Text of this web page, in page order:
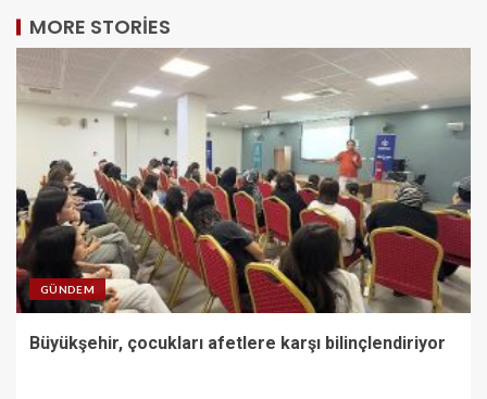
MORE STORIES
GÜNDEM
Büyükşehir, çocukları afetlere karşı bilinçlendiriyor